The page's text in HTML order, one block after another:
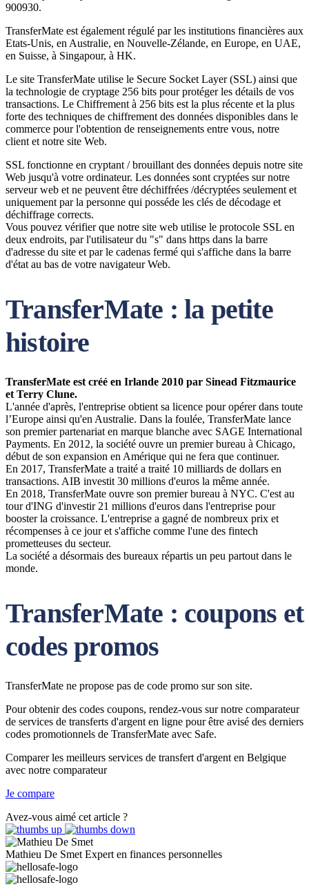
900930.
TransferMate est également régulé par les institutions financières aux
Etats-Unis, en Australie, en Nouvelle-Zélande, en Europe, en UAE,
en Suisse, à Singapour, à HK.
Le site TransferMate utilise le Secure Socket Layer (SSL) ainsi que
la technologie de cryptage 256 bits pour protéger les détails de vos
transactions. Le Chiffrement à 256 bits est la plus récente et la plus
forte des techniques de chiffrement des données disponibles dans le
commerce pour l'obtention de renseignements entre vous, notre
client et notre site Web.
SSL fonctionne en cryptant / brouillant des données depuis notre site
Web jusqu'à votre ordinateur. Les données sont cryptées sur notre
serveur web et ne peuvent être déchiffrées /décryptées seulement et
uniquement par la personne qui posséde les clés de décodage et
déchiffrage corrects.
Vous pouvez vérifier que notre site web utilise le protocole SSL en
deux endroits, par l'utilisateur du "s" dans https dans la barre
d'adresse du site et par le cadenas fermé qui s'affiche dans la barre
d'état au bas de votre navigateur Web.
TransferMate : la petite
histoire
TransferMate est créé en Irlande 2010 par Sinead Fitzmaurice
et Terry Clune.
L'année d'après, l'entreprise obtient sa licence pour opérer dans toute
l’Europe ainsi qu'en Australie. Dans la foulée, TransferMate lance
son premier partenariat en marque blanche avec SAGE International
Payments. En 2012, la société ouvre un premier bureau à Chicago,
début de son expansion en Amérique qui ne fera que continuer.
En 2017, TransferMate a traité a traité 10 milliards de dollars en
transactions. AIB investit 30 millions d'euros la même année.
En 2018, TransferMate ouvre son premier bureau à NYC. C'est au
tour d'ING d'investir 21 millions d'euros dans l'entreprise pour
booster la croissance. L'entreprise a gagné de nombreux prix et
récompenses à ce jour et s'affiche comme l'une des fintech
prometteuses du secteur.
La société a désormais des bureaux répartis un peu partout dans le
monde.
TransferMate : coupons et
codes promos
TransferMate ne propose pas de code promo sur son site.
Pour obtenir des codes coupons, rendez-vous sur notre comparateur
de services de transferts d'argent en ligne pour être avisé des derniers
codes promotionnels de TransferMate avec Safe.
Comparer les meilleurs services de transfert d'argent en Belgique
avec notre comparateur
Je compare
Avez-vous aimé cet article ?
Mathieu De Smet Expert en finances personnelles